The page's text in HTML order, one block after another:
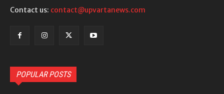
Contact us: contact@upvartanews.com
POPULAR POSTS